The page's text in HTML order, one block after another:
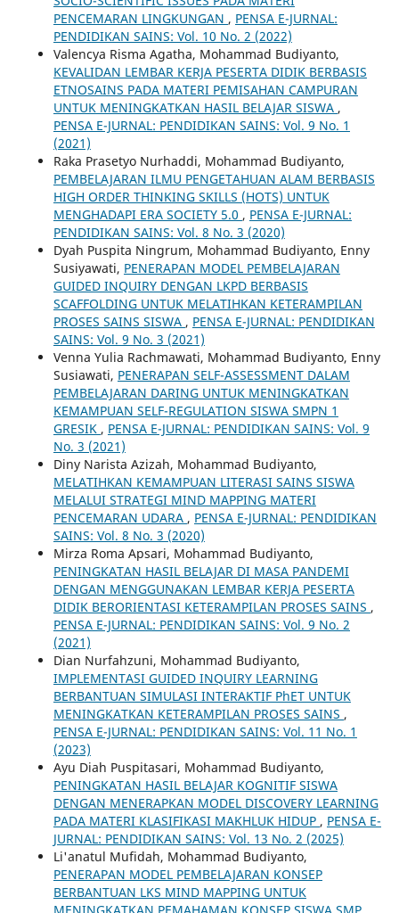
PENCEMARAN LINGKUNGAN , PENSA E-JURNAL:
PENDIDIKAN SAINS: Vol. 10 No. 2 (2022)
Valencya Risma Agatha, Mohammad Budiyanto,
KEVALIDAN LEMBAR KERJA PESERTA DIDIK BERBASIS
ETNOSAINS PADA MATERI PEMISAHAN CAMPURAN
UNTUK MENINGKATKAN HASIL BELAJAR SISWA ,
PENSA E-JURNAL: PENDIDIKAN SAINS: Vol. 9 No. 1
(2021)
Raka Prasetyo Nurhaddi, Mohammad Budiyanto,
PEMBELAJARAN ILMU PENGETAHUAN ALAM BERBASIS
HIGH ORDER THINKING SKILLS (HOTS) UNTUK
MENGHADAPI ERA SOCIETY 5.0 , PENSA E-JURNAL:
PENDIDIKAN SAINS: Vol. 8 No. 3 (2020)
Dyah Puspita Ningrum, Mohammad Budiyanto, Enny
Susiyawati, PENERAPAN MODEL PEMBELAJARAN
GUIDED INQUIRY DENGAN LKPD BERBASIS
SCAFFOLDING UNTUK MELATIHKAN KETERAMPILAN
PROSES SAINS SISWA , PENSA E-JURNAL: PENDIDIKAN
SAINS: Vol. 9 No. 3 (2021)
Venna Yulia Rachmawati, Mohammad Budiyanto, Enny
Susiawati, PENERAPAN SELF-ASSESSMENT DALAM
PEMBELAJARAN DARING UNTUK MENINGKATKAN
KEMAMPUAN SELF-REGULATION SISWA SMPN 1
GRESIK , PENSA E-JURNAL: PENDIDIKAN SAINS: Vol. 9
No. 3 (2021)
Diny Narista Azizah, Mohammad Budiyanto,
MELATIHKAN KEMAMPUAN LITERASI SAINS SISWA
MELALUI STRATEGI MIND MAPPING MATERI
PENCEMARAN UDARA , PENSA E-JURNAL: PENDIDIKAN
SAINS: Vol. 8 No. 3 (2020)
Mirza Roma Apsari, Mohammad Budiyanto,
PENINGKATAN HASIL BELAJAR DI MASA PANDEMI
DENGAN MENGGUNAKAN LEMBAR KERJA PESERTA
DIDIK BERORIENTASI KETERAMPILAN PROSES SAINS ,
PENSA E-JURNAL: PENDIDIKAN SAINS: Vol. 9 No. 2
(2021)
Dian Nurfahzuni, Mohammad Budiyanto,
IMPLEMENTASI GUIDED INQUIRY LEARNING
BERBANTUAN SIMULASI INTERAKTIF PhET UNTUK
MENINGKATKAN KETERAMPILAN PROSES SAINS ,
PENSA E-JURNAL: PENDIDIKAN SAINS: Vol. 11 No. 1
(2023)
Ayu Diah Puspitasari, Mohammad Budiyanto,
PENINGKATAN HASIL BELAJAR KOGNITIF SISWA
DENGAN MENERAPKAN MODEL DISCOVERY LEARNING
PADA MATERI KLASIFIKASI MAKHLUK HIDUP , PENSA E-
JURNAL: PENDIDIKAN SAINS: Vol. 13 No. 2 (2025)
Li'anatul Mufidah, Mohammad Budiyanto,
PENERAPAN MODEL PEMBELAJARAN KONSEP
BERBANTUAN LKS MIND MAPPING UNTUK